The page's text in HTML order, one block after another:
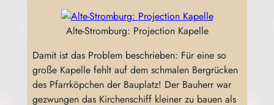
Alte-Strom­burg: Pro­jec­tion Kapelle
Damit ist das Pro­blem beschrie­ben: Für eine so
gro­ße Kapel­le fehlt auf dem schma­len Berg­rü­cken
des Pfarr­köp­chen der Bau­platz! Der Bau­herr war
gezwun­gen das Kir­chen­schiff klei­ner zu bau­en als